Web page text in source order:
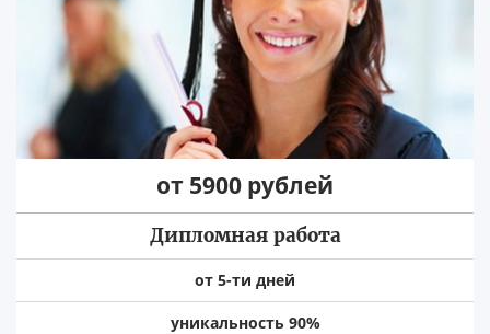
от 5900 рублей
Дипломная работа
от 5-ти дней
уникальность 90%